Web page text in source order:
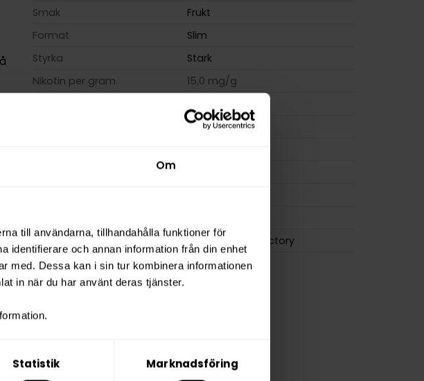
Om
till användarna, tillhandahålla funktioner för
identifierare och annan information från din enhet
med. Dessa kan i sin tur kombinera informationen
in när du har använt deras tjänster.
Statistik Marknadsföring
Smak
Frukt
Format
Slim
Styrka
Stark
Nikotin per gram
15,0 mg/g
180 mg
Tillverkare
Another Snus Factory